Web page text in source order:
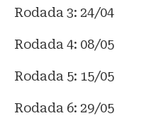
Rodada 3: 24/04
Rodada 4: 08/05
Rodada 5: 15/05
Rodada 6: 29/05